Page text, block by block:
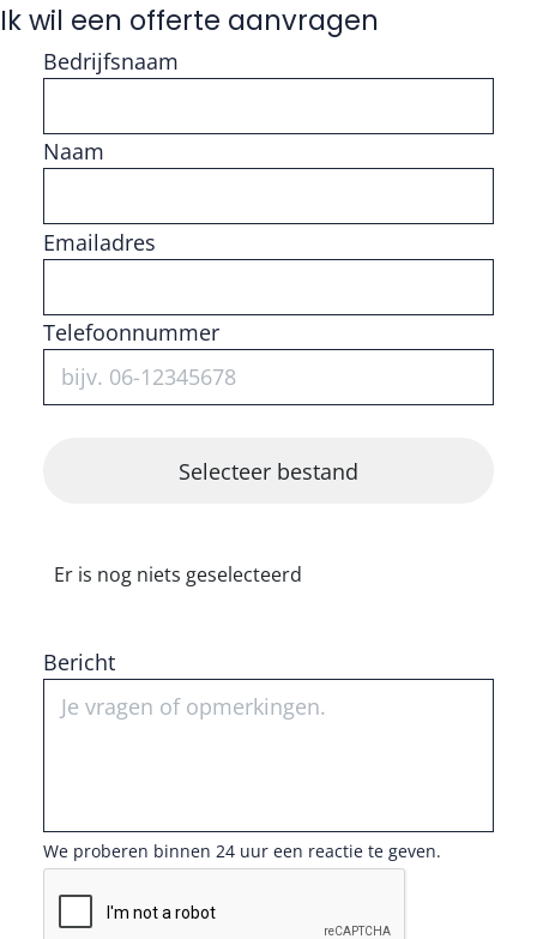
Ik wil een offerte aanvragen
Bedrijfsnaam
Naam
Vul getal in
Emailadres
Telefoonnummer
Er is nog niets geselecteerd
Bericht
We proberen binnen 24 uur een reactie te geven.